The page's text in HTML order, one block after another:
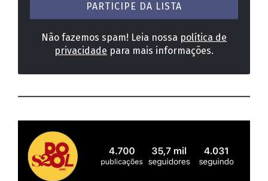
Não fazemos spam! Leia nossa política de
privacidade para mais informações.